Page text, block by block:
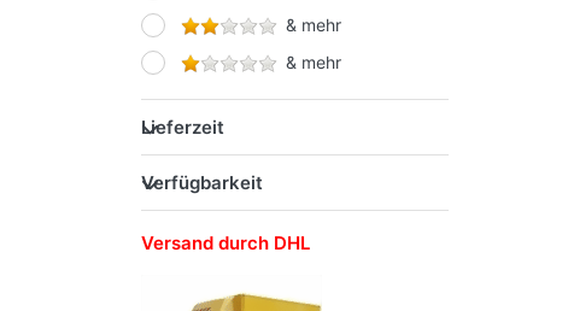
& mehr
& mehr
Lieferzeit
Verfügbarkeit
Versand durch DHL